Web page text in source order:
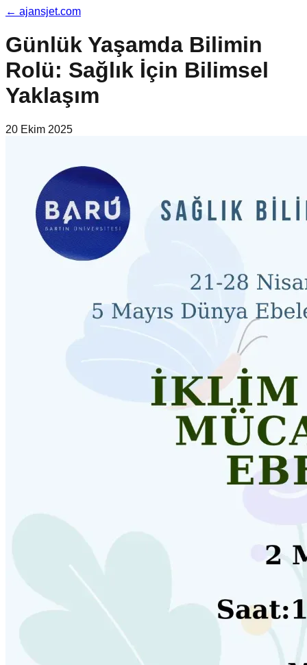
← ajansjet.com
Günlük Yaşamda Bilimin
Rolü: Sağlık İçin Bilimsel
Yaklaşım
20 Ekim 2025